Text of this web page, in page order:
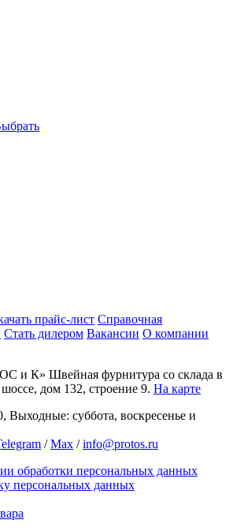
прайс-лист Справочная
Стать дилером Вакансии О компании
и К» Швейная фурнитура со склада в
дом 132, строение 9. На карте
Выходные: суббота, воскресенье и
/Max /info@protos.ru
обработки персональных данных
персональных данных